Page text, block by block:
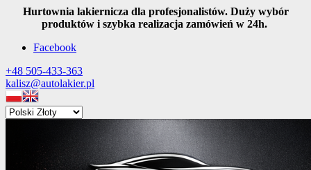
Hurtownia lakiernicza dla profesjonalistów. Duży wybór
produktów i szybka realizacja zamówień w 24h.
Facebook
+48 505-433-363
kalisz@autolakier.pl